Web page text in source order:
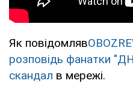
Як повідомляв
розповідь фанатки
скандал в мережі.